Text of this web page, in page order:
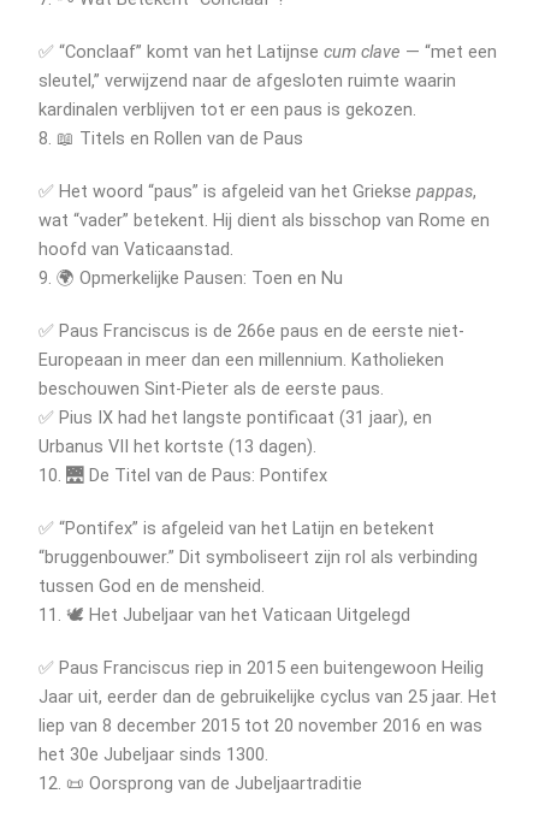
✅ “Conclaaf” komt van het Latijnsecum clave — “met een
sleutel,” verwijzend naar de afgesloten ruimte waarin
kardinalen verblijven tot er een paus is gekozen.
8. 📖 Titels en Rollen van de Paus
✅ Het woord “paus” is afgeleid van het Grieksepappas,
wat “vader” betekent. Hij dient als bisschop van Rome en
hoofd van Vaticaanstad.
9. 🌍 Opmerkelijke Pausen: Toen en Nu
✅ Paus Franciscus is de 266e paus en de eerste niet-
Europeaan in meer dan een millennium. Katholieken
beschouwen Sint-Pieter als de eerste paus.
✅ Pius IX had het langste pontificaat (31 jaar), en
Urbanus VII het kortste (13 dagen).
10. 🌉 De Titel van de Paus: Pontifex
✅ “Pontifex” is afgeleid van het Latijn en betekent
“bruggenbouwer.” Dit symboliseert zijn rol als verbinding
tussen God en de mensheid.
11. 🕊️ Het Jubeljaar van het Vaticaan Uitgelegd
✅ Paus Franciscus riep in 2015 een buitengewoon Heilig
Jaar uit, eerder dan de gebruikelijke cyclus van 25 jaar. Het
liep van 8 december 2015 tot 20 november 2016 en was
het 30e Jubeljaar sinds 1300.
12. 📜 Oorsprong van de Jubeljaartraditie